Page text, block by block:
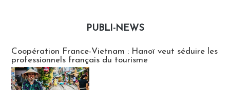
PUBLI-NEWS
Coopération France-Vietnam : Hanoï veut séduire les
professionnels français du tourisme